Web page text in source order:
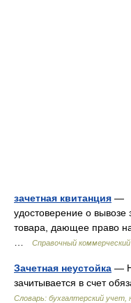
зачетная квитанция —
удостоверение о вывозе
товара, дающее право
Справочный коммерческий
Зачетная неустойка —
зачитывается в счет
Словарь: бухгалтерский учет,